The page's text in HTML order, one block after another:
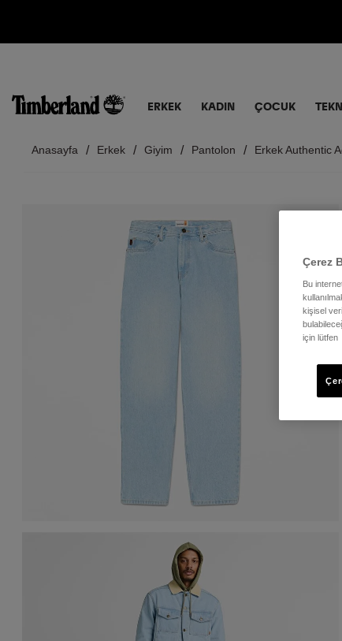
ERKEK KADIN ÇOCUK
Anasayfa Erkek Giyim Pantolon Erkek Authentic
Çerez
Bu
kişisel
için lütfen